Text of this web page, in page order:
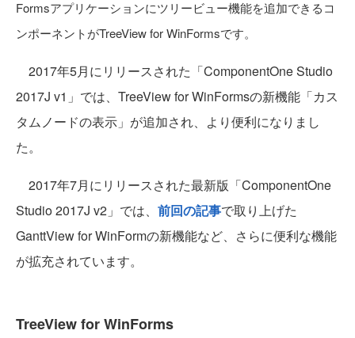
Formsアプリケーションにツリービュー機能を追加できるコ
ンポーネントがTreeView for WinFormsです。
2017年5月にリリースされた「ComponentOne Studio
2017J v1」では、TreeView for WinFormsの新機能「カス
タムノードの表示」が追加され、より便利になりまし
た。
2017年7月にリリースされた最新版「ComponentOne
Studio 2017J v2」では、 前回の記事で取り上げた
GanttView for WinFormの新機能など、さらに便利な機能
が拡充されています。
TreeView for WinForms